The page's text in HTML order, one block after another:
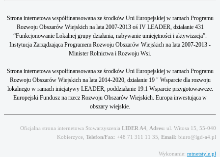
Strona internetowa współfinansowana ze środków Uni Europejskiej w ramach Programu
Rozwoju Obszarów Wiejskich na lata 2007-2013 oś IV LEADER, działanie 431
“Funkcjonowanie Lokalnej grupy działania, nabywanie umiejętności i aktywizacja”.
Instytucja Zarządzająca Programem Rozwoju Obszarów Wiejskich na lata 2007-2013 -
Minister Rolnictwa i Rozwoju Wsi.
Strona internetowa wspołfinansowana ze środków Uni Europejskiej w ramach Programu
Rozwoju Obszarów Wiejskich na lata 2014-2020, działanie 19 " Wsparcie dla rozwoju
lokalnego w ramach inicjatywy LEADER, poddziałanie 19.1 Wsparcie przygotowawcze.
Europejski Fundusz na rzecz Rozwoju Obszarów Wiejskich. Europa inwestująca w
obszary wiejskie.
Oficjalna strona internetowa Stowarzyszenia LIDER A4 Adres: ul. Witosa 15, 55-040
Kobierzyce, Telefon/Fax: +48 71 311 11 35, Email: biuro@lgd-a4.pl
Wykonanie: mtnetstyle.pl